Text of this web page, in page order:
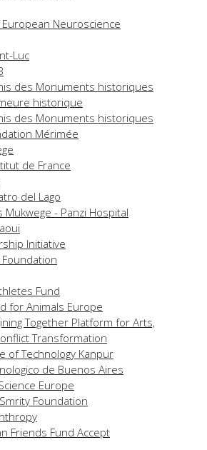
Neuroscience
Luc
des Monuments historiques
historique
des Monuments historiques
Mérimée
de France
del Lago
Mukwege - Panzi Hospital
Initiative
Foundation
Fund
for Animals Europe
Together Platform for Arts,
Transformation
of Technology Kanpur
de Buenos Aires
Europe
Foundation
Friends Fund Accept